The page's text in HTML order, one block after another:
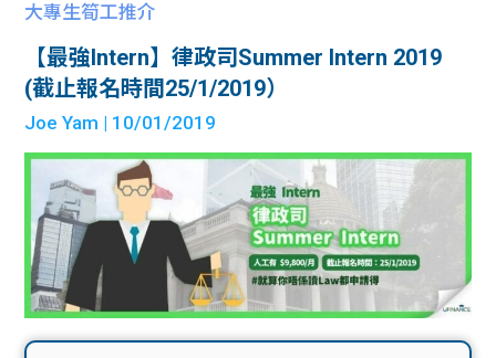
大專生筍工推介
【最強Intern】律政司Summer Intern 2019
(截止報名時間25/1/2019）
Joe Yam | 10/01/2019